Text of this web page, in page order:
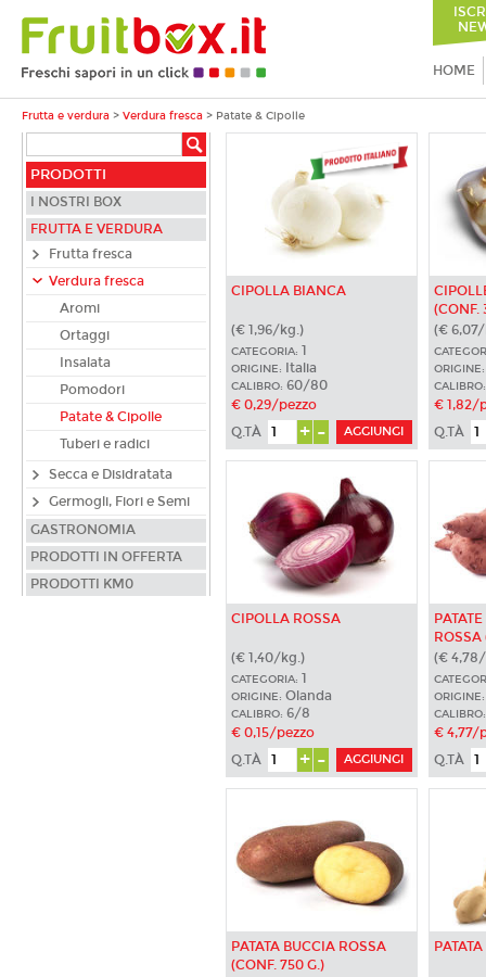
HOME
Frutta e verdura > Verdura fresca > Patate & Cipolle
PRODOTTI
I NOSTRI BOX
FRUTTA E VERDURA
Frutta fresca
Verdura fresca
Aromi
Ortaggi
Insalata
Pomodori
Patate & Cipolle
Tuberi e radici
Secca e Disidratata
Germogli, Fiori e Semi
GASTRONOMIA
PRODOTTI IN OFFERTA
PRODOTTI KM0
CIPOLLA BIANCA
(€ 1,96/kg.)
CATEGORIA: 1
ORIGINE: Italia
CALIBRO: 60/80
€ 0,29/pezzo
Q.TÀ
+ -
(CONF.
(€
ORIGINE:
CALIBRO:
€ 1,82/
Q.TÀ
CIPOLLA ROSSA
(€ 1,40/kg.)
CATEGORIA: 1
ORIGINE: Olanda
CALIBRO: 6/8
€ 0,15/pezzo
Q.TÀ
+ -
ROSSA
(€
ORIGINE:
CALIBRO:
€ 4,77/
Q.TÀ
PATATA BUCCIA ROSSA
(CONF. 750 G.)